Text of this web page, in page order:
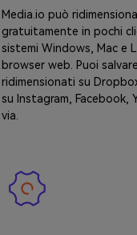
Media.io può
gratuitamente in pochi
sistemi Windows, Mac e
browser web. Puoi
ridimensionati su
su Instagram, Facebook,
via.